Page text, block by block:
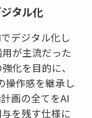
タル化
デジタル化し
が主流だった
化を目的に、
操作感を継承し
画の全てをAI
を残す仕様に